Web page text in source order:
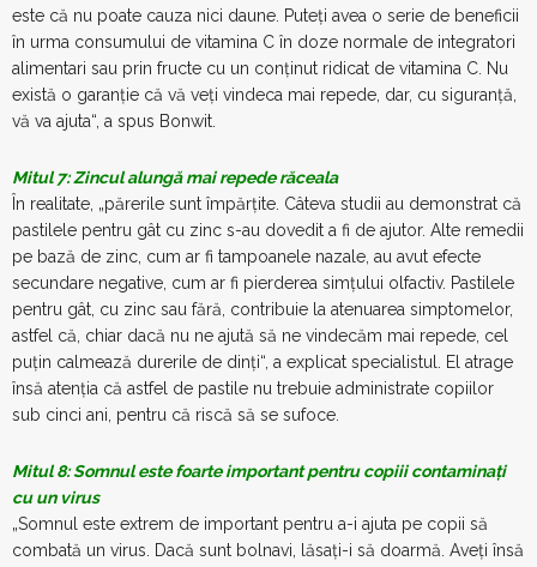
este că nu poate cauza nici daune. Puteţi avea o serie de beneficii
în urma consumului de vitamina C în doze normale de integratori
alimentari sau prin fructe cu un conţinut ridicat de vitamina C. Nu
există o garanţie că vă veţi vindeca mai repede, dar, cu siguranţă,
vă va ajuta“, a spus Bonwit.
Mitul 7: Zincul alungă mai repede răceala
În realitate, „părerile sunt împărţite. Câteva studii au demonstrat că
pastilele pentru gât cu zinc s-au dovedit a fi de ajutor. Alte remedii
pe bază de zinc, cum ar fi tampoanele nazale, au avut efecte
secundare negative, cum ar fi pierderea simţului olfactiv. Pastilele
pentru gât, cu zinc sau fără, contribuie la atenuarea simptomelor,
astfel că, chiar dacă nu ne ajută să ne vindecăm mai repede, cel
puţin calmează durerile de dinţi“, a explicat specialistul. El atrage
însă atenţia că astfel de pastile nu trebuie administrate copiilor
sub cinci ani, pentru că riscă să se sufoce.
Mitul 8: Somnul este foarte important pentru copiii contaminaţi
cu un virus
„Somnul este extrem de important pentru a-i ajuta pe copii să
combată un virus. Dacă sunt bolnavi, lăsaţi-i să doarmă. Aveţi însă